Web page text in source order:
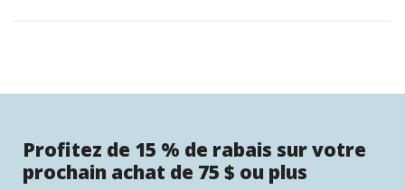
Profitez de 15 % de rabais sur votre
prochain achat de 75 $ ou plus